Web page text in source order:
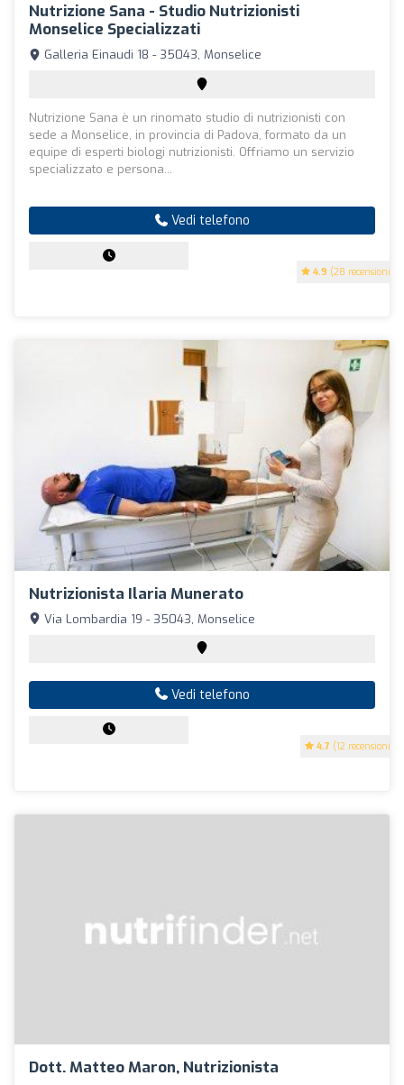
Nutrizione Sana - Studio Nutrizionisti
Monselice Specializzati
4.9 (28 recensioni)
Galleria Einaudi 18 - 35043, Monselice
Nutrizione Sana è un rinomato studio di nutrizionisti con
sede a Monselice, in provincia di Padova, formato da un
equipe di esperti biologi nutrizionisti. Offriamo un servizio
specializzato e persona...
Vedi telefono
Nutrizionista Ilaria Munerato
4.7 (12 recensioni)
Via Lombardia 19 - 35043, Monselice
Vedi telefono
Dott. Matteo Maron, Nutrizionista